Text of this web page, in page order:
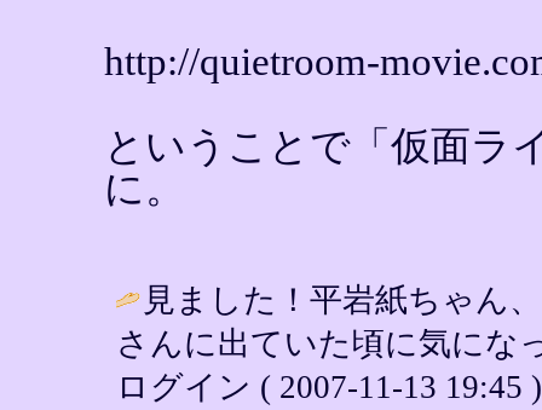
http://quietroom-
ということで「仮面ラ
に。
見ました！平岩紙ちゃん
さんに出ていた頃に気にな
ログイン ( 2007-11-13 19:45 )